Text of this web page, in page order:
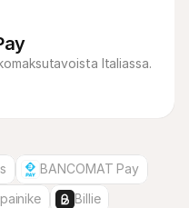
Italiassa.
BANCOMAT Pay
Billie